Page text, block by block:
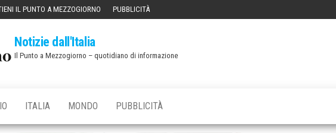
IL PUNTO A MEZZOGIORNO PUBBLICITÀ
Notizie dall'Italia
Il Punto a Mezzogiorno – quotidiano di informazione
ITALIA MONDO PUBBLICITÀ